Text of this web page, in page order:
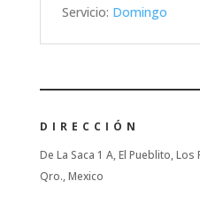
Servicio: Domingo
DIRECCIÓN
De La Saca 1 A, El Pueblito,
Qro., Mexico